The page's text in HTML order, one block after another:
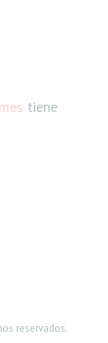
tiene
reservados.